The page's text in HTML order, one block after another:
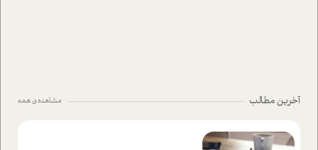
آخرین مطالب مشاهده ی همه